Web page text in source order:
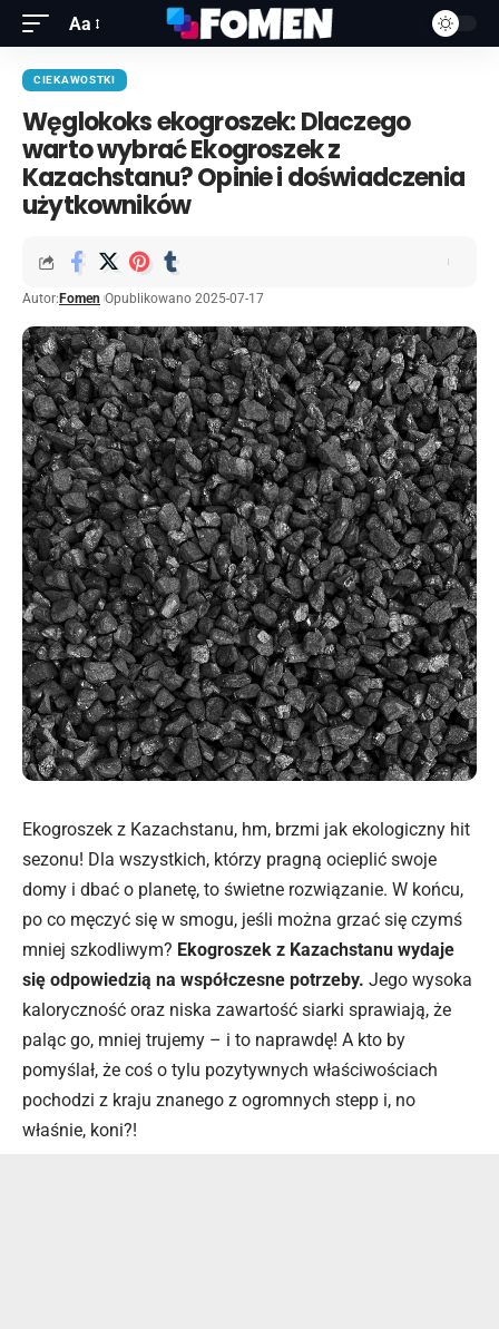
Aa
CIEKAWOSTKI
Węglokoks ekogroszek: Dlaczego
warto wybrać Ekogroszek z
Kazachstanu? Opinie i doświadczenia
użytkowników
Autor: Fomen Opublikowano 2025-07-17
Ekogroszek z Kazachstanu, hm, brzmi jak ekologiczny hit
sezonu! Dla wszystkich, którzy pragną ocieplić swoje
domy i dbać o planetę, to świetne rozwiązanie. W końcu,
po co męczyć się w smogu, jeśli można grzać się czymś
mniej szkodliwym? Ekogroszek z Kazachstanu wydaje
się odpowiedzią na współczesne potrzeby. Jego wysoka
kaloryczność oraz niska zawartość siarki sprawiają, że
paląc go, mniej trujemy – i to naprawdę! A kto by
pomyślał, że coś o tylu pozytywnych właściwościach
pochodzi z kraju znanego z ogromnych stepp i, no
właśnie, koni?!